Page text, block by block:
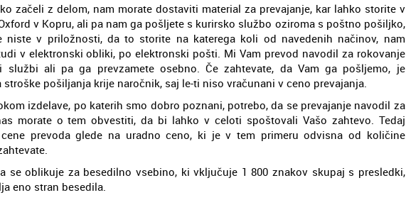
začeli z delom, nam morate dostaviti material za prevajanje, kar lahko storite v
v Kopru, ali pa nam ga pošljete s kurirsko službo oziroma s poštno pošiljko,
niste v priložnosti, da to storite na katerega koli od navedenih načinov, nam
v elektronski obliki, po elektronski pošti. Mi Vam prevod navodil za rokovanje
službi ali pa ga prevzamete osebno. Če zahtevate, da Vam ga pošljemo, je
pošiljanja krije naročnik, saj le-ti niso vračunani v ceno prevajanja.
izdelave, po katerih smo dobro poznani, potrebo, da se prevajanje navodil za
morate o tem obvestiti, da bi lahko v celoti spoštovali Vašo zahtevo. Tedaj
prevoda glede na uradno ceno, ki je v tem primeru odvisna od količine
se oblikuje za besedilno vsebino, ki vključuje 1 800 znakov skupaj s presledki,
eno stran besedila.